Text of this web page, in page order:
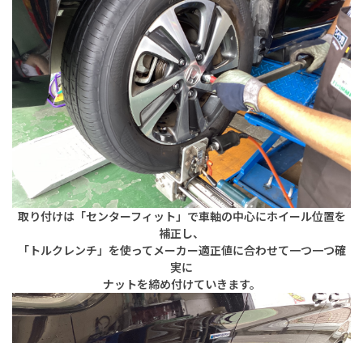
取り付けは「センターフィット」で車軸の中心にホイール位置を
補正し、
「トルクレンチ」を使ってメーカー適正値に合わせて一つ一つ確
実に
ナットを締め付けていきます。